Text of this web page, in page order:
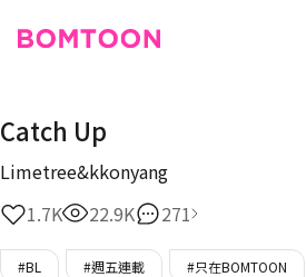
Catch Up
Limetree&kkonyang
1.7K
22.9K 271
#BL #週五連載 #只在BOMTOON